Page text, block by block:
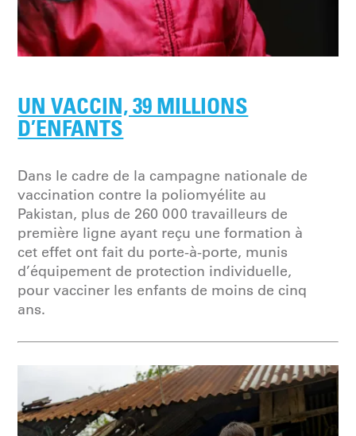
UN VACCIN, 39 MILLIONS
D’ENFANTS
Dans le cadre de la campagne nationale de
vaccination contre la poliomyélite au
Pakistan, plus de 260 000 travailleurs de
première ligne ayant reçu une formation à
cet effet ont fait du porte-à-porte, munis
d’équipement de protection individuelle,
pour vacciner les enfants de moins de cinq
ans.